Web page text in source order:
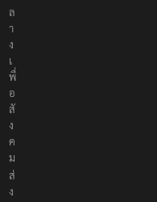
น
ก
ล
า
ง
เ
พื่
อ
สั
ง
ค
ม